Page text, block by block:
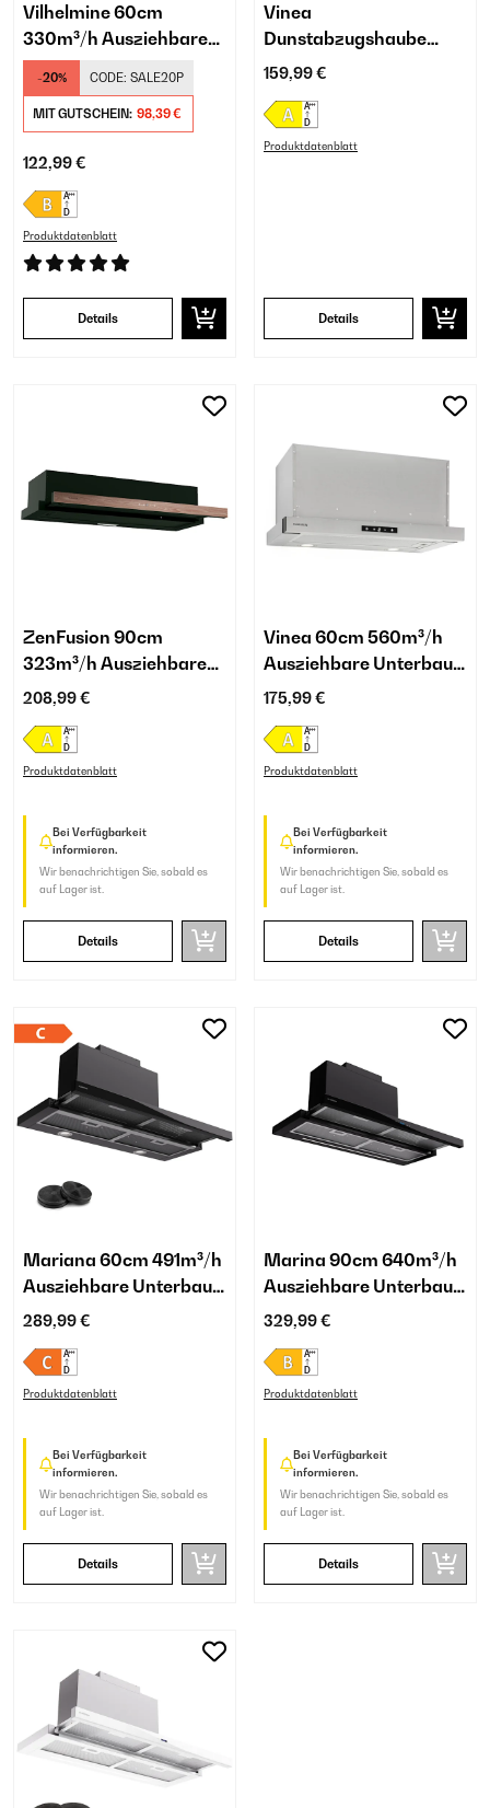
Vilhelmine 60cm
330m³/h Ausziehbare
Unterbau-
Dunstabzugshaube
Schwarz
-20% CODE: SALE20P
MIT GUTSCHEIN: 98,39 €
122,99 €
Produktdatenblatt
Details
Vinea
Dunstabzugshaube
Umluftset
159,99 €
Produktdatenblatt
Details
ZenFusion 90cm
323m³/h Ausziehbare
Unterbau-
Schwarz
208,99 €
Produktdatenblatt
Bei Verfügbarkeit
informieren.
Wir benachrichtigen Sie, sobald es
auf Lager ist.
Details
Vinea 60cm 560m³/h
Ausziehbare Unterbau-
Dunstabzugshaube
175,99 €
Produktdatenblatt
Bei Verfügbarkeit
informieren.
Wir benachrichtigen Sie, sobald es
auf Lager ist.
Details
Mariana 60cm 491m³/h
Ausziehbare Unterbau-
Dunstabzugshaube
289,99 €
Produktdatenblatt
Bei Verfügbarkeit
informieren.
Wir benachrichtigen Sie, sobald es
auf Lager ist.
Details
Marina 90cm 640m³/h
Ausziehbare Unterbau-
Dunstabzugshaube
329,99 €
Produktdatenblatt
Bei Verfügbarkeit
informieren.
Wir benachrichtigen Sie, sobald es
auf Lager ist.
Details